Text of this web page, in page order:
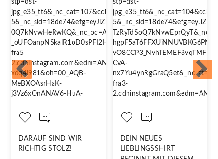
DARAUF SIND WIR
RICHTIG STOLZ!
DEIN NEUES
LIEBLINGSSHIRT